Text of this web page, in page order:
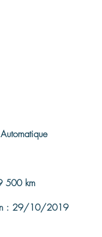
500 km
: 29/10/2019